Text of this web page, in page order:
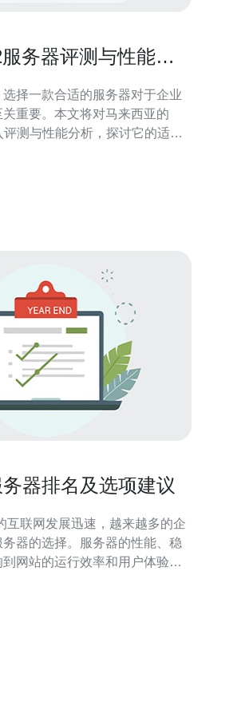
务器评测与性能分
择一款合适的服务器对于企业
重要。本文将对马来西亚的
测与性能分析，探讨它的适用
价比的全面考量，帮助您做出
器排名及选项建议
器的选择。服务器的性能、稳
网站的运行效率和用户体验。